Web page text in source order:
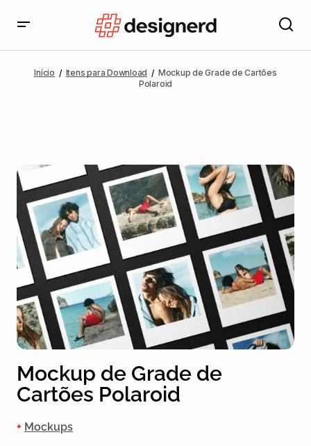
Início Itens para Download
Mockup de Grade de Cartões
Polaroid
Mockup de Grade de
Cartões Polaroid
+ Mockups